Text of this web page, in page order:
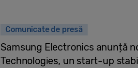
Comunicate de presă
Samsung Electronics anunță
Technologies, un start-up